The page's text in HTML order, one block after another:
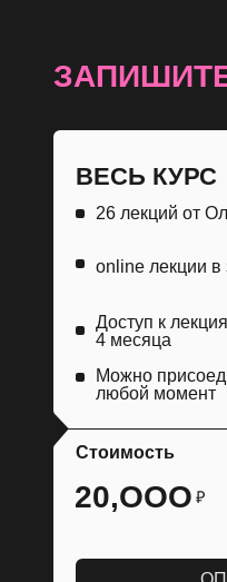
Доступ к
4 месяца
Можно
любой момент
26 лекций от
online лекции в
20,ООO
Стоимость
ВЕСЬ КУРС